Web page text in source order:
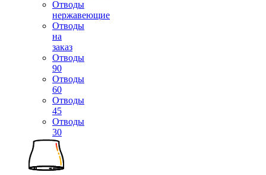
Отводы
нержавеющие
Отводы
на
заказ
Отводы
90
Отводы
60
Отводы
45
Отводы
30